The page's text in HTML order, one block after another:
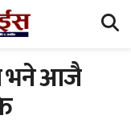
भने आजै